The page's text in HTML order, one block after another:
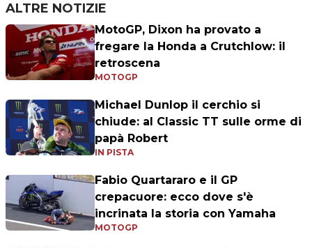
ALTRE NOTIZIE
MotoGP, Dixon ha provato a
fregare la Honda a Crutchlow: il
retroscena
MOTOGP
Michael Dunlop il cerchio si
chiude: al Classic TT sulle orme di
papà Robert
IN PISTA
Fabio Quartararo e il GP
crepacuore: ecco dove s'è
incrinata la storia con Yamaha
MOTOGP